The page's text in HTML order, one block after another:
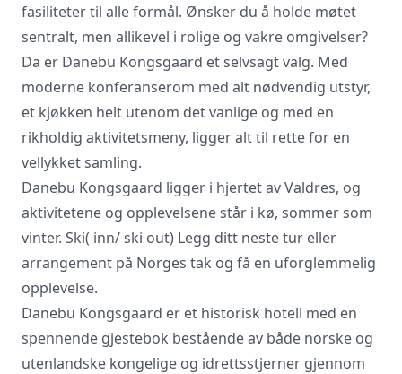
fasiliteter til alle formål. Ønsker du å holde møtet
sentralt, men allikevel i rolige og vakre omgivelser?
Da er Danebu Kongsgaard et selvsagt valg. Med
moderne konferanserom med alt nødvendig utstyr,
et kjøkken helt utenom det vanlige og med en
rikholdig aktivitetsmeny, ligger alt til rette for en
vellykket samling.
Danebu Kongsgaard ligger i hjertet av Valdres, og
aktivitetene og opplevelsene står i kø, sommer som
vinter. Ski( inn/ ski out) Legg ditt neste tur eller
arrangement på Norges tak og få en uforglemmelig
opplevelse.
Danebu Kongsgaard er et historisk hotell med en
spennende gjestebok bestående av både norske og
utenlandske kongelige og idrettsstjerner gjennom
Vi innhenter uforpliktende tilbud, gir
råd og forhandler priser og
betingelser, bestiller på ønsket sted,
gjennomgår kontrakt og følger opp
viktige frister. Tjenesten er kostnadsfri
for deg som kunde, og det er ingen
påslag i prisene.
LUKK VINDU SEND FORESPØRSEL